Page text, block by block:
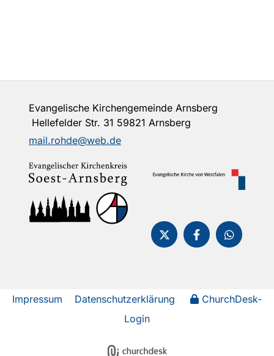
Evangelische Kirchengemeinde Arnsberg
Hellefelder Str. 31 59821 Arnsberg
mail.rohde@web.de
Impressum Datenschutzerklärung
ChurchDesk-
Login